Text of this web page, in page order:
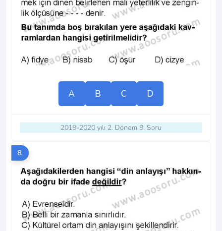
A B C D
2019-2020 yılı 2. Dönem 9. Soru
8.